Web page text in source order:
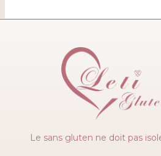
Le sans gluten ne doit pas